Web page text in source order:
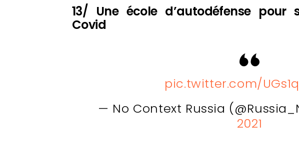
13/ Une école d’autodéfense pour
Covid
pic.twitter.com/
— No Context Russia
2021